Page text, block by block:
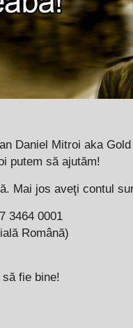
Daniel Mitroi aka
putem să ajutăm!
Mai jos aveţi contul
3464 0001
Română)
fie bine!